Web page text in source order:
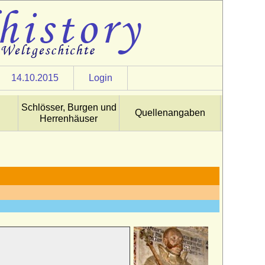
14.10.2015 Login
Schlösser, Burgen und
Herrenhäuser
Quellenangaben